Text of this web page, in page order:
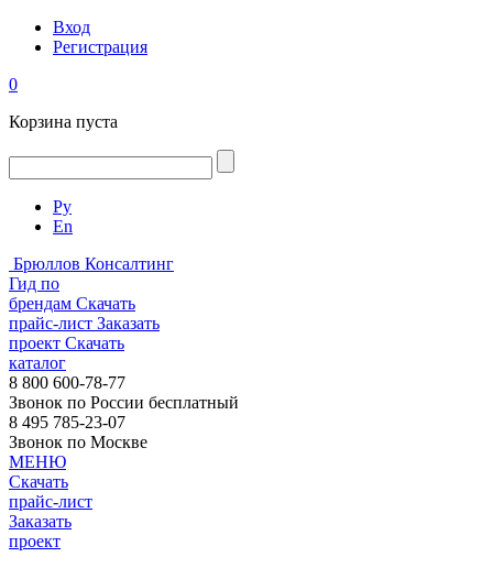
Вход
Регистрация
0
Корзина пуста
Ру
En
Брюллов Консалтинг
Гид по
брендам Скачать
прайс-лист Заказать
проект Скачать
каталог
8 800 600-78-77
Звонок по России бесплатный
8 495 785-23-07
Звонок по Москве
МЕНЮ
Скачать
прайс-лист
Заказать
проект